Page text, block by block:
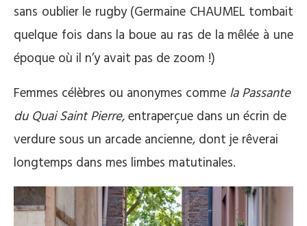
sans oublier le rugby (Germaine CHAUMEL tombait
quelque fois dans la boue au ras de la mêlée à une
époque où il n’y avait pas de zoom !)
Femmes célèbres ou anonymes comme la Passante
du Quai Saint Pierre,entraperçue dans un écrin de
verdure sous un arcade ancienne, dont je rêverai
longtemps dans mes limbes matutinales.